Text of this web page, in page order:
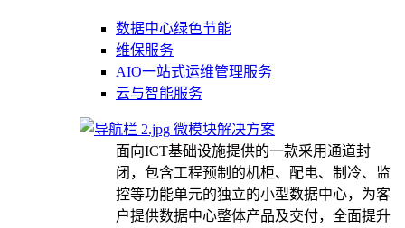
数据中心绿色节能
维保服务
AIO一站式运维管理服务
云与智能服务
微模块解决方案
面向ICT基础设施提供的一款采用通道封
闭，包含工程预制的机柜、配电、制冷、监
控等功能单元的独立的小型数据中心，为客
户提供数据中心整体产品及交付，全面提升